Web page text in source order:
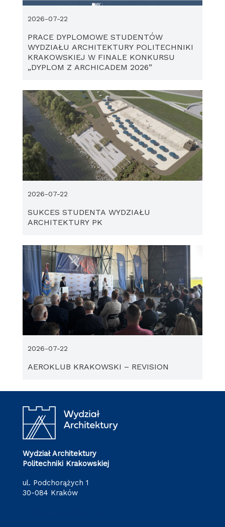
PRACE DYPLOMOWE STUDENTÓW
WYDZIAŁU ARCHITEKTURY POLITECHNIKI
KRAKOWSKIEJ W FINALE KONKURSU
„DYPLOM Z ARCHICADEM 2026”
2026-07-22
SUKCES STUDENTA WYDZIAŁU
ARCHITEKTURY PK
2026-07-22
AEROKLUB KRAKOWSKI – REVISION
2026-07-22
Wydział Architektury
Politechniki Krakowskiej
ul. Podchorążych 1
30-084 Kraków